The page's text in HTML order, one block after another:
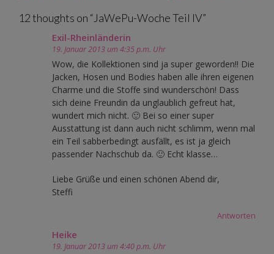
12 thoughts on “ JaWePu-Woche Teil IV”
Exil-Rheinländerin
19. Januar 2013 um 4:35 p.m. Uhr
Wow, die Kollektionen sind ja super geworden!! Die
Jacken, Hosen und Bodies haben alle ihren eigenen
Charme und die Stoffe sind wunderschön! Dass
sich deine Freundin da unglaublich gefreut hat,
wundert mich nicht. 🙂 Bei so einer super
Ausstattung ist dann auch nicht schlimm, wenn mal
ein Teil sabberbedingt ausfällt, es ist ja gleich
passender Nachschub da. 🙂 Echt klasse…
Liebe Grüße und einen schönen Abend dir,
Steffi
Antworten
Heike
19. Januar 2013 um 4:40 p.m. Uhr